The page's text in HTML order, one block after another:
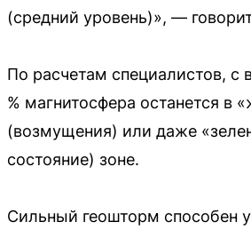
(средний уровень)», —
По расчетам специалистов, с
% магнитосфера останется в
(возмущения) или даже
состояние) зоне.
Сильный геошторм способен